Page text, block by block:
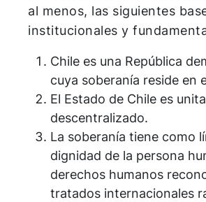
al menos, las siguientes
institucionales y
Chile es una República
cuya soberanía reside en
El Estado de Chile es
descentralizado.
La soberanía tiene como
dignidad de la persona
derechos humanos
tratados internacionales